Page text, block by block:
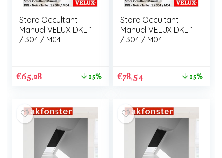
Store Occultant
Manuel VELUX DKL 1
/ 304 / M04
€65,28 15%
Store Occultant
Manuel VELUX DKL 1
/ 304 / M04
€78,54 15%